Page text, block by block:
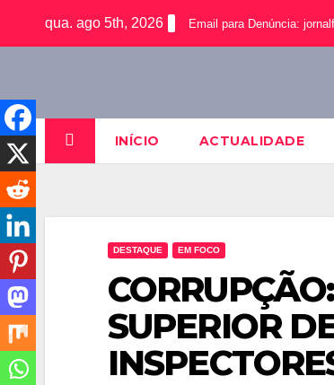
qua. ago 5th, 2026 Email para Denúncia:
INÍCIO ACTUALIDADE
DESTAQUE EM FOCO
SUPERIOR